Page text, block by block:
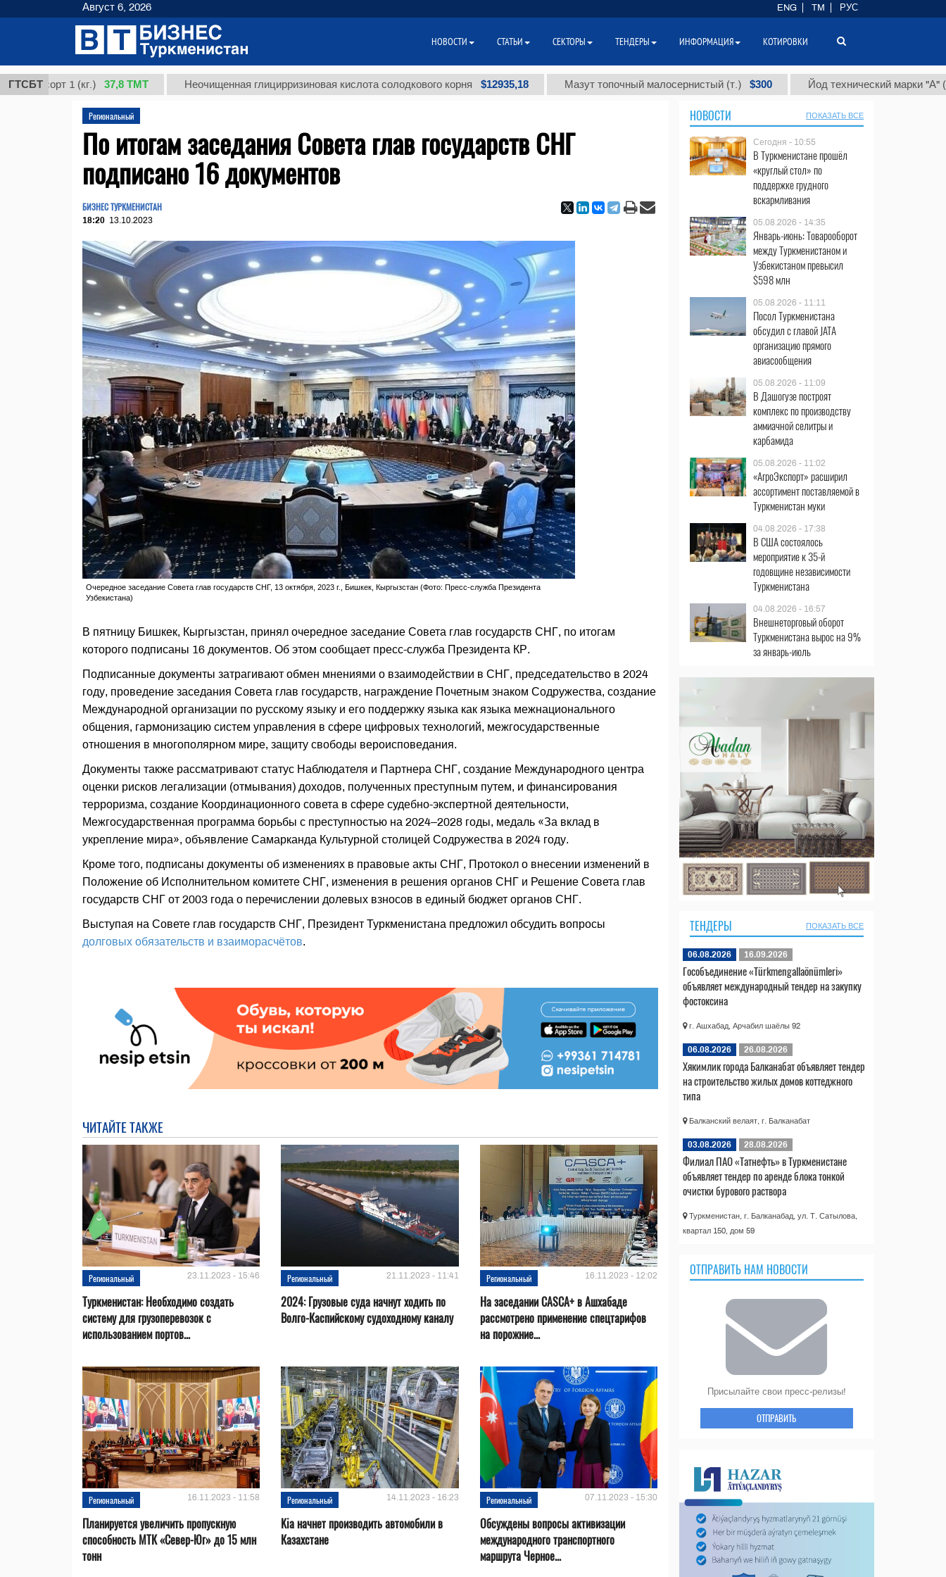
ГТСБТ
сорт 1 (кг.) 37,8 ТМТ Неочищенная глицирризиновая кислота солодкового корня $12935,18 Мазут топочный малосернистый (т.) $300 Йод технический марки "А" (т.) $86
Региональный
По итогам заседания Совета глав государств СНГ
подписано 16 документов
БИЗНЕС ТУРКМЕНИСТАН
18:20 13.10.2023
Очередное заседание Совета глав государств СНГ, 13 октября, 2023 г., Бишкек, Кыргызстан (Фото: Пресс-служба Президента
Узбекистана)
В пятницу Бишкек, Кыргызстан, принял очередное заседание Совета глав государств СНГ, по итогам
которого подписаны 16 документов. Об этом сообщает пресс-служба Президента КР.
Подписанные документы затрагивают обмен мнениями о взаимодействии в СНГ, председательство в 2024
году, проведение заседания Совета глав государств, награждение Почетным знаком Содружества, создание
Международной организации по русскому языку и его поддержку языка как языка межнационального
общения, гармонизацию систем управления в сфере цифровых технологий, межгосударственные
отношения в многополярном мире, защиту свободы вероисповедания.
Документы также рассматривают статус Наблюдателя и Партнера СНГ, создание Международного центра
оценки рисков легализации (отмывания) доходов, полученных преступным путем, и финансирования
терроризма, создание Координационного совета в сфере судебно-экспертной деятельности,
Межгосударственная программа борьбы с преступностью на 2024–2028 годы, медаль «За вклад в
укрепление мира», объявление Самарканда Культурной столицей Содружества в 2024 году.
Кроме того, подписаны документы об изменениях в правовые акты СНГ, Протокол о внесении изменений в
Положение об Исполнительном комитете СНГ, изменения в решения органов СНГ и Решение Совета глав
государств СНГ от 2003 года о перечислении долевых взносов в единый бюджет органов СНГ.
Выступая на Совете глав государств СНГ, Президент Туркменистана предложил обсудить вопросы
долговых обязательств и взаиморасчётов.
ЧИТАЙТЕ ТАКЖЕ
Региональный 23.11.2023 - 15:46
Туркменистан: Необходимо создать
систему для грузоперевозок с
использованием портов...
Региональный 21.11.2023 - 11:41
2024: Грузовые суда начнут ходить по
Волго-Каспийскому судоходному каналу
Региональный 16.11.2023 - 12:02
На заседании CASCA+ в Ашхабаде
рассмотрено применение спецтарифов
на порожние...
Региональный 16.11.2023 - 11:58
Планируется увеличить пропускную
способность МТК «Север-Юг» до 15 млн
тонн
Региональный 14.11.2023 - 16:23
Kia начнет производить автомобили в
Казахстане
Региональный 07.11.2023 - 15:30
Обсуждены вопросы активизации
международного транспортного
маршрута Черное...
НОВОСТИ ПОКАЗАТЬ ВСЕ
Сегодня - 10:55
В Туркменистане прошёл
«круглый стол» по
поддержке грудного
вскармливания
05.08.2026 - 14:35
Январь-июнь: Товарооборот
между Туркменистаном и
Узбекистаном превысил
$598 млн
05.08.2026 - 11:11
Посол Туркменистана
обсудил с главой JATA
организацию прямого
авиасообщения
05.08.2026 - 11:09
В Дашогузе построят
комплекс по производству
аммиачной селитры и
карбамида
05.08.2026 - 11:02
«АгроЭкспорт» расширил
ассортимент поставляемой в
Туркменистан муки
04.08.2026 - 17:38
В США состоялось
мероприятие к 35-й
годовщине независимости
Туркменистана
04.08.2026 - 16:57
Внешнеторговый оборот
Туркменистана вырос на 9%
за январь-июль
ТЕНДЕРЫ ПОКАЗАТЬ ВСЕ
06.08.2026 16.09.2026
Гособъединение «Türkmengallaönümleri»
объявляет международный тендер на закупку
фостоксина
г. Ашхабад, Арчабил шаёлы 92
06.08.2026 26.08.2026
Хякимлик города Балканабат объявляет тендер
на строительство жилых домов коттеджного
типа
Балканский велаят, г. Балканабат
03.08.2026 28.08.2026
Филиал ПАО «Татнефть» в Туркменистане
объявляет тендер по аренде блока тонкой
очистки бурового раствора
Туркменистан, г. Балканабад, ул. Т. Сатылова,
квартал 150, дом 59
ОТПРАВИТЬ НАМ НОВОСТИ
Присылайте свои пресс-релизы!
ОТПРАВИТЬ
Август 6, 2026 ENG TM РУС
НОВОСТИ СТАТЬИ СЕКТОРЫ ТЕНДЕРЫ ИНФОРМАЦИЯ КОТИРОВКИ